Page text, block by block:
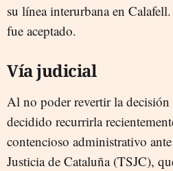
su línea interurbana en
fue aceptado.
Vía judicial
Al no poder revertir la
decidido recurrirla
contencioso administrativo
Justicia de Cataluña (TSJC),